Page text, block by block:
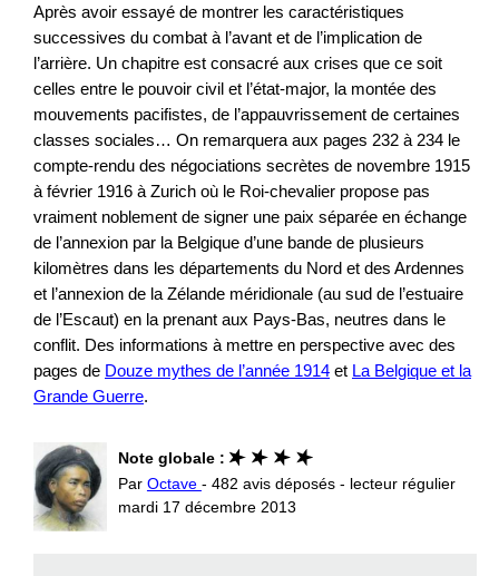
Après avoir essayé de montrer les caractéristiques
successives du combat à l’avant et de l’implication de
l’arrière. Un chapitre est consacré aux crises que ce soit
celles entre le pouvoir civil et l’état-major, la montée des
mouvements pacifistes, de l’appauvrissement de certaines
classes sociales… On remarquera aux pages 232 à 234 le
compte-rendu des négociations secrètes de novembre 1915
à février 1916 à Zurich où le Roi-chevalier propose pas
vraiment noblement de signer une paix séparée en échange
de l’annexion par la Belgique d’une bande de plusieurs
kilomètres dans les départements du Nord et des Ardennes
et l’annexion de la Zélande méridionale (au sud de l’estuaire
de l’Escaut) en la prenant aux Pays-Bas, neutres dans le
conflit. Des informations à mettre en perspective avec des
pages de Douze mythes de l’année 1914 et La Belgique et la
Grande Guerre.
Note globale :
Par Octave - 482 avis déposés - lecteur régulier
mardi 17 décembre 2013